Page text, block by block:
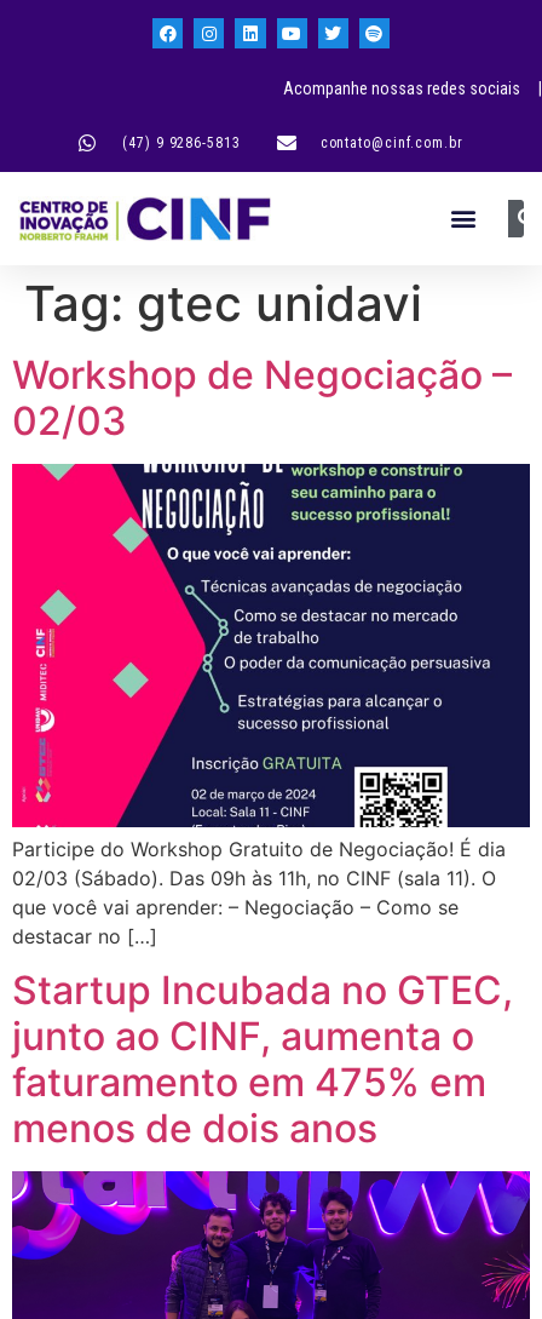
(47) 9 9286-5813 contato@cinf.com.br
Acompanhe nossas redes sociais |
Tag: gtec unidavi
Workshop de Negociação –
02/03
Participe do Workshop Gratuito de Negociação! É dia
02/03 (Sábado). Das 09h às 11h, no CINF (sala 11). O
que você vai aprender: – Negociação – Como se
destacar no […]
Startup Incubada no GTEC,
junto ao CINF, aumenta o
faturamento em 475% em
menos de dois anos